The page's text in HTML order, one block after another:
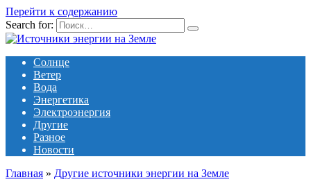
Перейти к содержанию
Search for:
Солнце
Ветер
Вода
Энергетика
Электроэнергия
Другие
Разное
Новости
Главная » Другие источники энергии на Земле